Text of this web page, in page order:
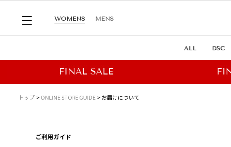
WOMENS MENS
ALL DSC
トップ ONLINE STORE GUIDE お届けについて
ご利用ガイド